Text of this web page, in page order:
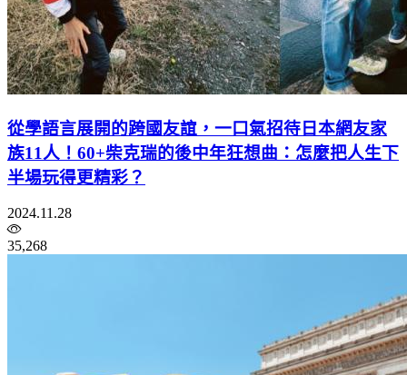
從學語言展開的跨國友誼，一口氣招待日本網友家
族11人！60+柴克瑞的後中年狂想曲：怎麼把人生下
半場玩得更精彩？
2024.11.28
35,268